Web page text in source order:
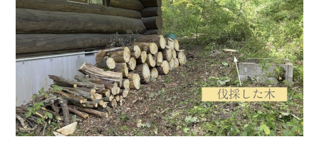
｜
別
荘
地
特
殊
作
北
杜
市
大
で
ア
カ